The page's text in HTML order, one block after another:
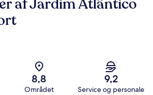
af Jardim Atlântico
8,8
Området
9,2
Service og personale